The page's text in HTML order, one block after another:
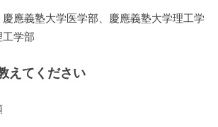
應義塾大学医学部、慶應義塾大学理工学
工学部
えてください